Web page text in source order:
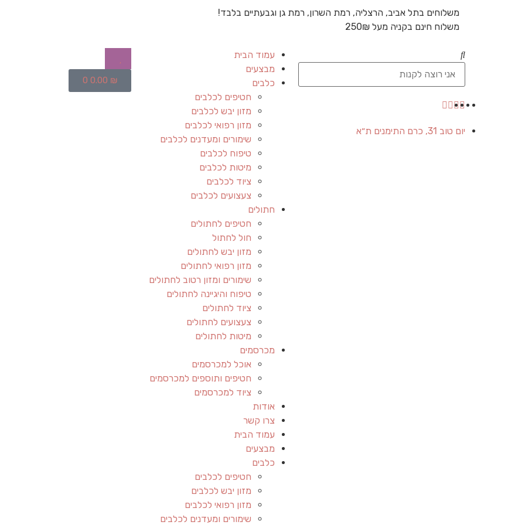
משלוחים בתל אביב, הרצליה, רמת השרון, רמת גן וגבעתיים בלבד!
משלוח חינם בקניה מעל 250₪
יום טוב 31, כרם התימנים ת״א
עמוד הבית
מבצעים
כלבים
חטיפים לכלבים
מזון יבש לכלבים
מזון רפואי לכלבים
שימורים ומעדנים לכלבים
טיפוח לכלבים
מיטות לכלבים
ציוד לכלבים
צעצועים לכלבים
חתולים
חטיפים לחתולים
חול לחתול
מזון יבש לחתולים
מזון רפואי לחתולים
שימורים ומזון רטוב לחתולים
טיפוח והיגיינה לחתולים
ציוד לחתולים
צעצועים לחתולים
מיטות לחתולים
מכרסמים
אוכל למכרסמים
חטיפים ותוספים למכרסמים
ציוד למכרסמים
אודות
צרו קשר
עמוד הבית
מבצעים
כלבים
חטיפים לכלבים
מזון יבש לכלבים
מזון רפואי לכלבים
שימורים ומעדנים לכלבים
0.00 ₪
0